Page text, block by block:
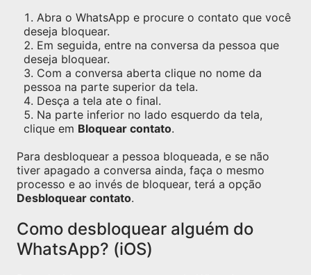
Abra o WhatsApp e procure o contato que você
deseja bloquear.
Em seguida, entre na conversa da pessoa que
deseja bloquear.
Com a conversa aberta clique no nome da
pessoa na parte superior da tela.
Desça a tela ate o final.
Na parte inferior no lado esquerdo da tela,
clique em Bloquear contato.
Para desbloquear a pessoa bloqueada, e se não
tiver apagado a conversa ainda, faça o mesmo
processo e ao invés de bloquear, terá a opção
Desbloquear contato.
Como desbloquear alguém do
WhatsApp? (iOS)